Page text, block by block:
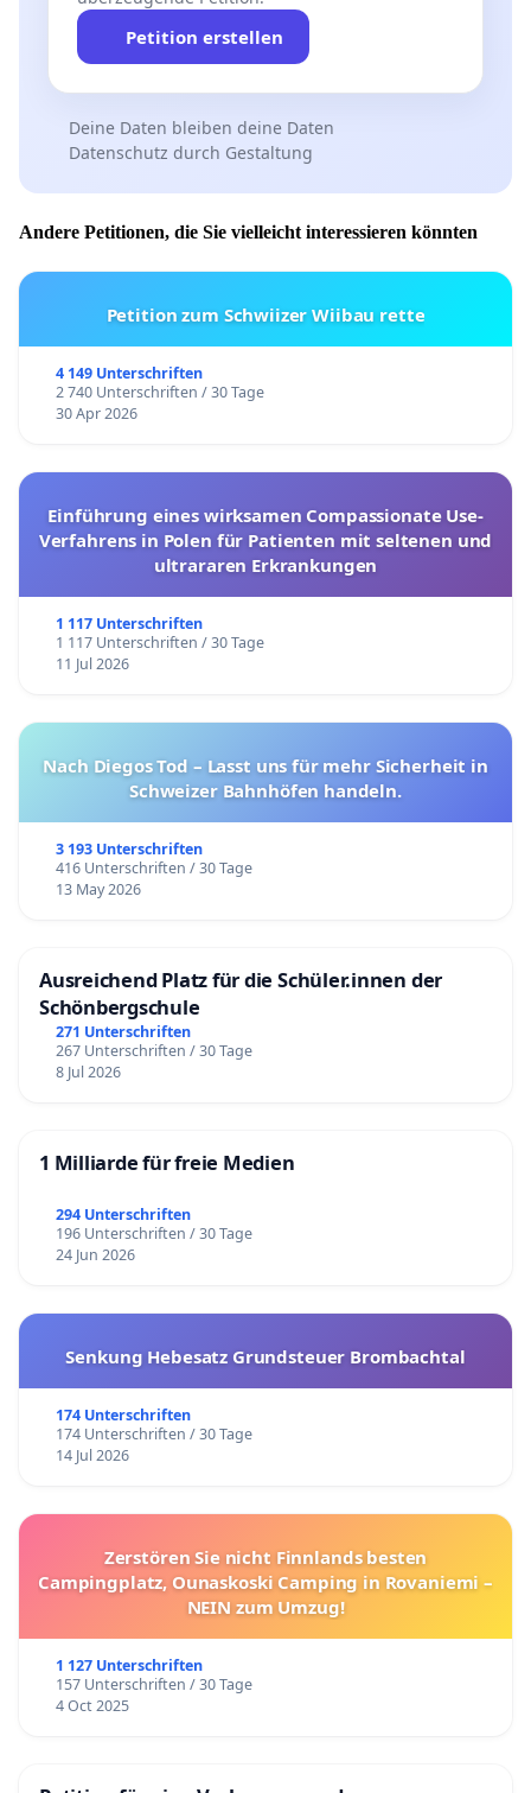
Petition erstellen
Deine Daten bleiben deine Daten
Datenschutz durch Gestaltung
Andere Petitionen, die Sie vielleicht interessieren könnten
Petition zum Schwiizer Wiibau rette
4 149 Unterschriften
2 740 Unterschriften / 30 Tage
30 Apr 2026
Einführung eines wirksamen Compassionate Use-
Verfahrens in Polen für Patienten mit seltenen und
ultrararen Erkrankungen
1 117 Unterschriften
1 117 Unterschriften / 30 Tage
11 Jul 2026
Nach Diegos Tod – Lasst uns für mehr Sicherheit in
Schweizer Bahnhöfen handeln.
3 193 Unterschriften
416 Unterschriften / 30 Tage
13 May 2026
Ausreichend Platz für die Schüler.innen der
Schönbergschule
271 Unterschriften
267 Unterschriften / 30 Tage
8 Jul 2026
1 Milliarde für freie Medien
294 Unterschriften
196 Unterschriften / 30 Tage
24 Jun 2026
Senkung Hebesatz Grundsteuer Brombachtal
174 Unterschriften
174 Unterschriften / 30 Tage
14 Jul 2026
Zerstören Sie nicht Finnlands besten
Campingplatz, Ounaskoski Camping in Rovaniemi –
NEIN zum Umzug!
1 127 Unterschriften
157 Unterschriften / 30 Tage
4 Oct 2025